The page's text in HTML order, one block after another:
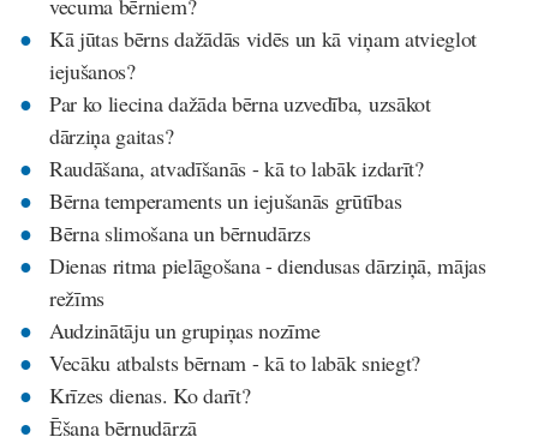
Kā jūtas bērns dažādās vidēs un kā viņam atvieglot
iejušanos?
Par ko liecina dažāda bērna uzvedība, uzsākot
dārziņa gaitas?
Raudāšana, atvadīšanās - kā to labāk izdarīt?
Bērna temperaments un iejušanās grūtības
Bērna slimošana un bērnudārzs
Dienas ritma pielāgošana - diendusas dārziņā, mājas
režīms
Audzinātāju un grupiņas nozīme
Vecāku atbalsts bērnam - kā to labāk sniegt?
Krīzes dienas. Ko darīt?
Ēšana bērnudārzā